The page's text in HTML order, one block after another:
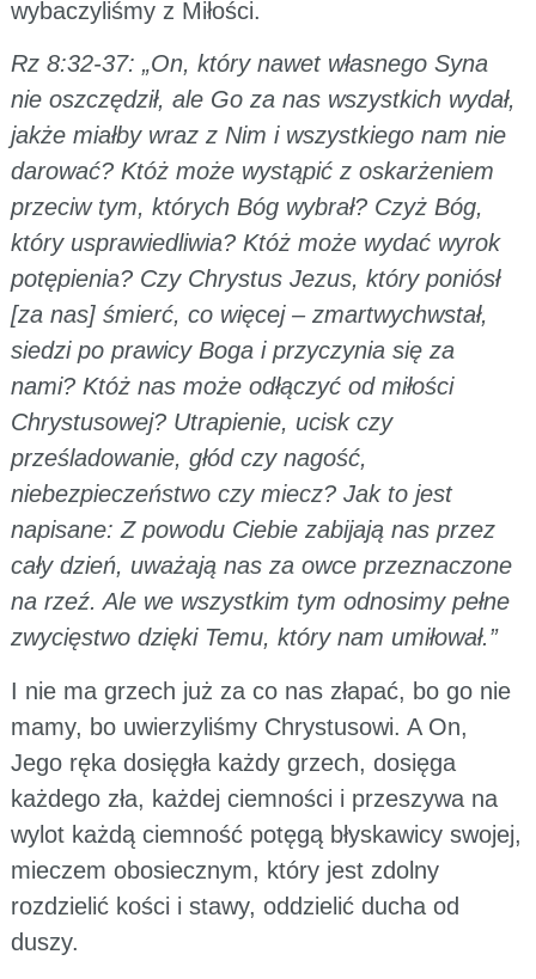
wybaczyliśmy z Miłości.
Rz 8:32-37: „On, który nawet własnego Syna
nie oszczędził, ale Go za nas wszystkich wydał,
jakże miałby wraz z Nim i wszystkiego nam nie
darować? Któż może wystąpić z oskarżeniem
przeciw tym, których Bóg wybrał? Czyż Bóg,
który usprawiedliwia? Któż może wydać wyrok
potępienia? Czy Chrystus Jezus, który poniósł
[za nas] śmierć, co więcej – zmartwychwstał,
siedzi po prawicy Boga i przyczynia się za
nami? Któż nas może odłączyć od miłości
Chrystusowej? Utrapienie, ucisk czy
prześladowanie, głód czy nagość,
niebezpieczeństwo czy miecz? Jak to jest
napisane: Z powodu Ciebie zabijają nas przez
cały dzień, uważają nas za owce przeznaczone
na rzeź. Ale we wszystkim tym odnosimy pełne
zwycięstwo dzięki Temu, który nam umiłował.”
I nie ma grzech już za co nas złapać, bo go nie
mamy, bo uwierzyliśmy Chrystusowi. A On,
Jego ręka dosięgła każdy grzech, dosięga
każdego zła, każdej ciemności i przeszywa na
wylot każdą ciemność potęgą błyskawicy swojej,
mieczem obosiecznym, który jest zdolny
rozdzielić kości i stawy, oddzielić ducha od
duszy.